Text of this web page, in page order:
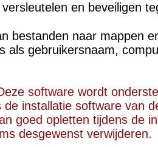
en beveiligen
bestanden naar mappen
als gebruikersnaam,
software wordt
de installatie software van
goed opletten tijdens de
desgewenst verwijderen.